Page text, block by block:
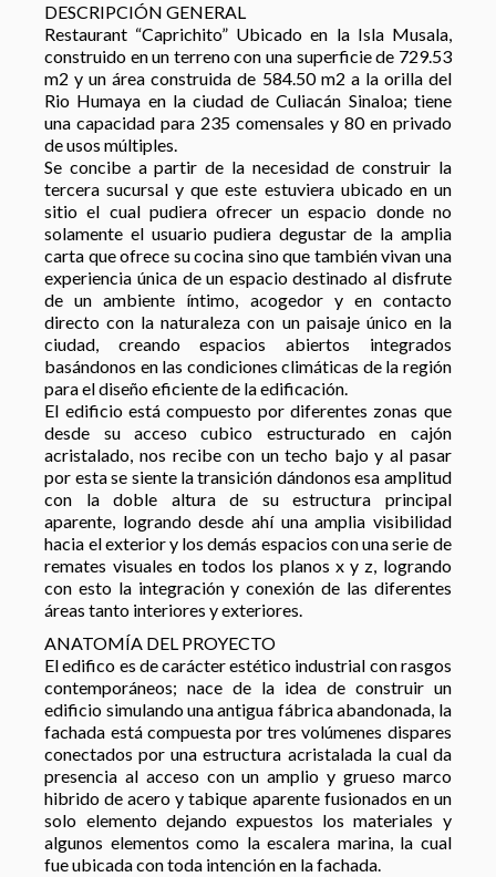
DESCRIPCIÓN GENERAL
Restaurant “Caprichito” Ubicado en la Isla Musala,
construido en un terreno con una superficie de 729.53
m2 y un área construida de 584.50 m2 a la orilla del
Rio Humaya en la ciudad de Culiacán Sinaloa; tiene
una capacidad para 235 comensales y 80 en privado
de usos múltiples.
Se concibe a partir de la necesidad de construir la
tercera sucursal y que este estuviera ubicado en un
sitio el cual pudiera ofrecer un espacio donde no
solamente el usuario pudiera degustar de la amplia
carta que ofrece su cocina sino que también vivan una
experiencia única de un espacio destinado al disfrute
de un ambiente íntimo, acogedor y en contacto
directo con la naturaleza con un paisaje único en la
ciudad, creando espacios abiertos integrados
basándonos en las condiciones climáticas de la región
para el diseño eficiente de la edificación.
El edificio está compuesto por diferentes zonas que
desde su acceso cubico estructurado en cajón
acristalado, nos recibe con un techo bajo y al pasar
por esta se siente la transición dándonos esa amplitud
con la doble altura de su estructura principal
aparente, logrando desde ahí una amplia visibilidad
hacia el exterior y los demás espacios con una serie de
remates visuales en todos los planos x y z, logrando
con esto la integración y conexión de las diferentes
áreas tanto interiores y exteriores.
ANATOMÍA DEL PROYECTO
El edifico es de carácter estético industrial con rasgos
contemporáneos; nace de la idea de construir un
edificio simulando una antigua fábrica abandonada, la
fachada está compuesta por tres volúmenes dispares
conectados por una estructura acristalada la cual da
presencia al acceso con un amplio y grueso marco
hibrido de acero y tabique aparente fusionados en un
solo elemento dejando expuestos los materiales y
algunos elementos como la escalera marina, la cual
fue ubicada con toda intención en la fachada.